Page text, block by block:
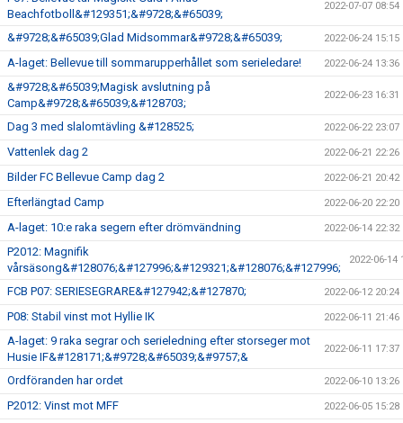
Beachfotboll&#129351;&#9728;&#65039;
2022-07-07 08:54
&#9728;&#65039;Glad Midsommar&#9728;&#65039; 2022-06-24 15:15
A-laget: Bellevue till sommarupperhållet som serieledare! 2022-06-24 13:36
&#9728;&#65039;Magisk avslutning på
Camp&#9728;&#65039;&#128703;
2022-06-23 16:31
Dag 3 med slalomtävling &#128525; 2022-06-22 23:07
Vattenlek dag 2 2022-06-21 22:26
Bilder FC Bellevue Camp dag 2 2022-06-21 20:42
Efterlängtad Camp 2022-06-20 22:20
A-laget: 10:e raka segern efter drömvändning 2022-06-14 22:32
P2012: Magnifik
vårsäsong&#128076;&#127996;&#129321;&#128076;&#127996;
2022-06-14
FCB P07: SERIESEGRARE&#127942;&#127870; 2022-06-12 20:24
P08: Stabil vinst mot Hyllie IK 2022-06-11 21:46
A-laget: 9 raka segrar och serieledning efter storseger mot
Husie IF&#128171;&#9728;&#65039;&#9757;&
2022-06-11 17:37
Ordföranden har ordet 2022-06-10 13:26
P2012: Vinst mot MFF 2022-06-05 15:28